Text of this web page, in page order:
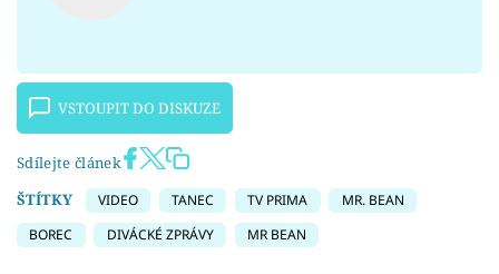
VSTOUPIT DO DISKUZE
Sdílejte článek
ŠTÍTKY
VIDEO TANEC TV PRIMA
MR. BEAN
BOREC
DIVÁCKÉ ZPRÁVY MR BEAN